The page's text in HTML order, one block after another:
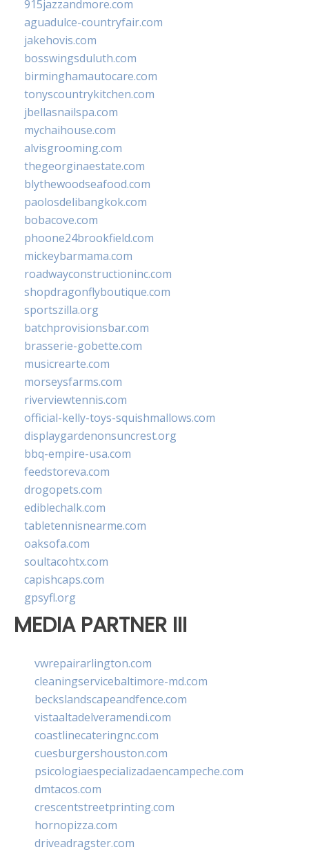
915jazzandmore.com
aguadulce-countryfair.com
jakehovis.com
bosswingsduluth.com
birminghamautocare.com
tonyscountrykitchen.com
jbellasnailspa.com
mychaihouse.com
alvisgrooming.com
thegeorginaestate.com
blythewoodseafood.com
paolosdelibangkok.com
bobacove.com
phoone24brookfield.com
mickeybarmama.com
roadwayconstructioninc.com
shopdragonflyboutique.com
sportszilla.org
batchprovisionsbar.com
brasserie-gobette.com
musicrearte.com
morseysfarms.com
riverviewtennis.com
official-kelly-toys-squishmallows.com
displaygardenonsuncrest.org
bbq-empire-usa.com
feedstoreva.com
drogopets.com
ediblechalk.com
tabletennisnearme.com
oaksofa.com
soultacohtx.com
capishcaps.com
gpsyfl.org
MEDIA PARTNER III
vwrepairarlington.com
cleaningservicebaltimore-md.com
beckslandscapeandfence.com
vistaaltadelveramendi.com
coastlinecateringnc.com
cuesburgershouston.com
psicologiaespecializadaencampeche.com
dmtacos.com
crescentstreetprinting.com
hornopizza.com
driveadragster.com